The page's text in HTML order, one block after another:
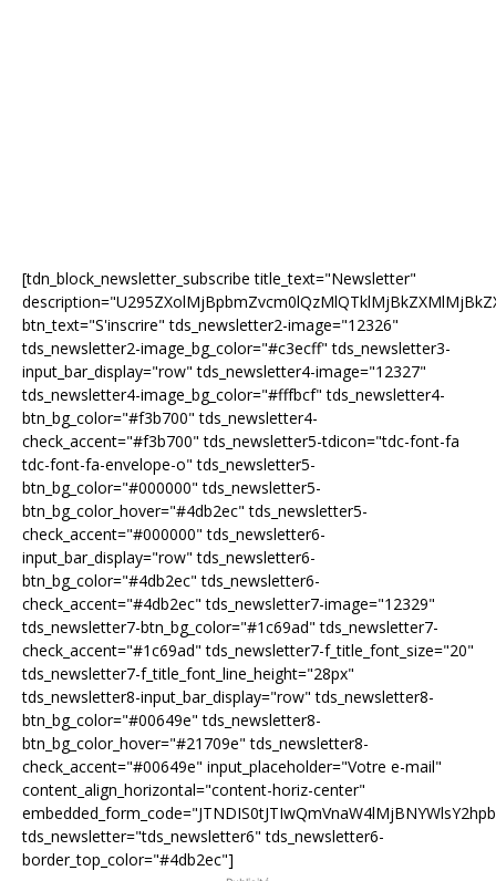
[tdn_block_newsletter_subscribe title_text="Newsletter"
btn_text="S'inscrire" tds_newsletter2-image="12326"
tds_newsletter2-image_bg_color="#c3ecff" tds_newsletter3-
input_bar_display="row" tds_newsletter4-image="12327"
tds_newsletter4-image_bg_color="#fffbcf" tds_newsletter4-
btn_bg_color="#f3b700" tds_newsletter4-
check_accent="#f3b700" tds_newsletter5-tdicon="tdc-font-fa
tdc-font-fa-envelope-o" tds_newsletter5-
btn_bg_color="#000000" tds_newsletter5-
btn_bg_color_hover="#4db2ec" tds_newsletter5-
check_accent="#000000" tds_newsletter6-
input_bar_display="row" tds_newsletter6-
btn_bg_color="#4db2ec" tds_newsletter6-
check_accent="#4db2ec" tds_newsletter7-image="12329"
tds_newsletter7-btn_bg_color="#1c69ad" tds_newsletter7-
check_accent="#1c69ad" tds_newsletter7-f_title_font_size="20"
tds_newsletter7-f_title_font_line_height="28px"
tds_newsletter8-input_bar_display="row" tds_newsletter8-
btn_bg_color="#00649e" tds_newsletter8-
btn_bg_color_hover="#21709e" tds_newsletter8-
check_accent="#00649e" input_placeholder="Votre e-mail"
content_align_horizontal="content-horiz-center"
tds_newsletter="tds_newsletter6" tds_newsletter6-
border_top_color="#4db2ec"]